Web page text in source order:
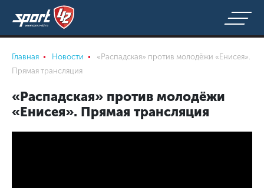
Главная Новости
«Распадская» против молодёжи «Енисея».
Прямая трансляция
«Распадская» против молодёжи
«Енисея». Прямая трансляция